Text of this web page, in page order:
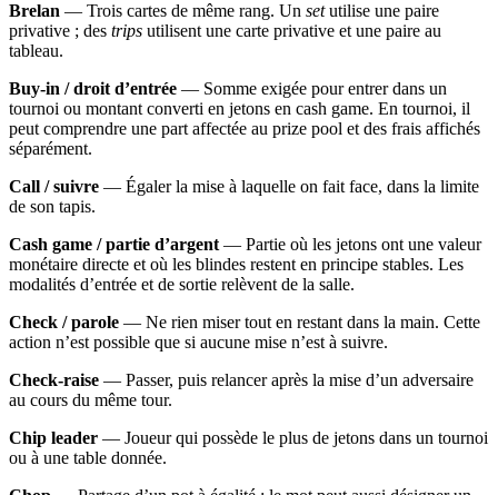
Brelan — Trois cartes de même rang. Un setutilise une paire
privative ; des trips utilisent une carte privative et une paire au
tableau.
Buy-in / droit d’entrée — Somme exigée pour entrer dans un
tournoi ou montant converti en jetons en cash game. En tournoi, il
peut comprendre une part affectée au prize pool et des frais affichés
séparément.
Call / suivre — Égaler la mise à laquelle on fait face, dans la limite
de son tapis.
Cash game / partie d’argent— Partie où les jetons ont une valeur
monétaire directe et où les blindes restent en principe stables. Les
modalités d’entrée et de sortie relèvent de la salle.
Check / parole — Ne rien miser tout en restant dans la main. Cette
action n’est possible que si aucune mise n’est à suivre.
Check-raise — Passer, puis relancer après la mise d’un adversaire
au cours du même tour.
Chip leader — Joueur qui possède le plus de jetons dans un tournoi
ou à une table donnée.